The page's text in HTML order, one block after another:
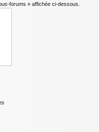
forums » affichée ci-dessous.